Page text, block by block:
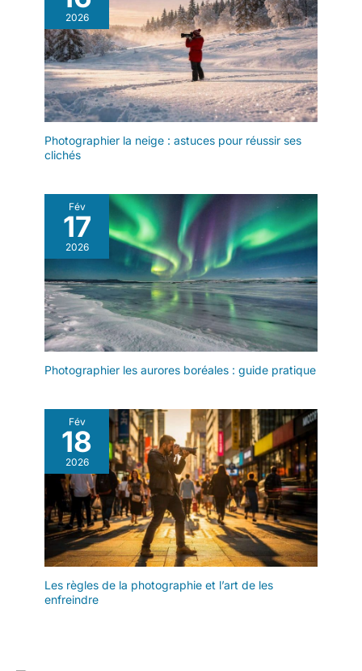
2026
Photographier la neige : astuces pour réussir ses
clichés
Fév
17
2026
Photographier les aurores boréales : guide pratique
Fév
18
2026
Les règles de la photographie et l’art de les
enfreindre